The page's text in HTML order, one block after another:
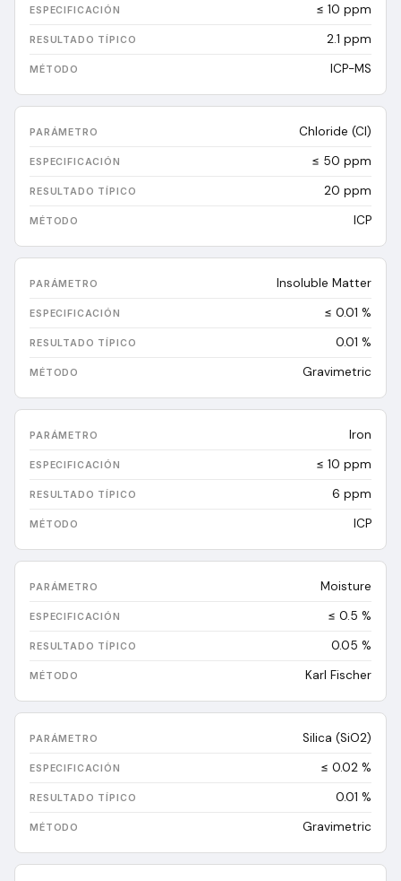
≤ 10 ppm
2.1 ppm
ICP-MS
Chloride (Cl)
≤ 50 ppm
20 ppm
ICP
Insoluble Matter
≤ 0.01 %
0.01 %
Gravimetric
Iron
≤ 10 ppm
6 ppm
ICP
Moisture
≤ 0.5 %
0.05 %
Karl Fischer
Silica (SiO2)
≤ 0.02 %
0.01 %
Gravimetric